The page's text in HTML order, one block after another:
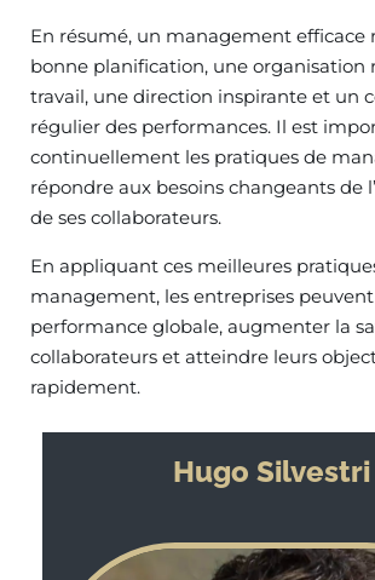
En résumé, un management efficace
bonne planification, une organisation
travail, une direction inspirante et un
régulier des performances. Il est
continuellement les pratiques de
répondre aux besoins changeants de
de ses collaborateurs.
En appliquant ces meilleures
management, les entreprises
performance globale, augmenter la
collaborateurs et atteindre leurs
rapidement.
Hugo Silvestri